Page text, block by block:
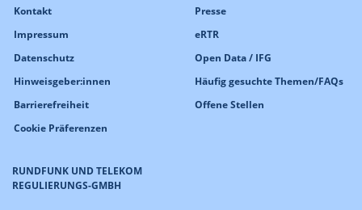
RUNDFUNK UND TELEKOM
REGULIERUNGS-GMBH
Kontakt
Impressum
Datenschutz
Hinweisgeber:innen
Barrierefreiheit
Cookie Präferenzen
Presse
eRTR
Open Data / IFG
Häufig gesuchte Themen/FAQs
Offene Stellen